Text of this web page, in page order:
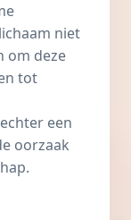
niet
om deze
tot
een
oorzaak